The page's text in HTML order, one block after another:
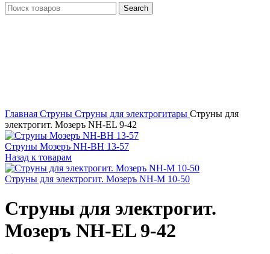
Search
Главная Струны Струны для электрогитары Струны для
электрогит. Мозеръ NH-EL 9-42
Струны Мозеръ NH-BH 13-57
Назад к товарам
Струны для электрогит. Мозеръ NH-M 10-50
Струны для электрогит.
Мозеръ NH-EL 9-42